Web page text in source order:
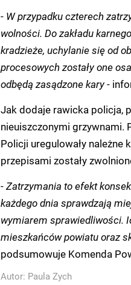
- W przypadku czterech
wolności. Do zakładu
kradzieże, uchylanie się od
procesowych zostały one
odbędą zasądzone kary-
Jak dodaje rawicka policja,
nieuiszczonymi grzywnami.
Policji uregulowały należne
przepisami zostały
-Zatrzymania to efekt
każdego dnia sprawdzają
wymiarem sprawiedliwości.
mieszkańców powiatu oraz
podsumowuje Komenda
Autor: Paula Zych